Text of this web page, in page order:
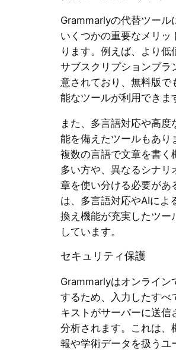
Grammarlyの代替ツール
いくつかの重要なメリッ
ります。例えば、より低
サブスクリプションプラ
意されており、無料版で
能なツールが利用できま
また、多言語対応や高度
能を備えたツールもあり
複数の言語で文章を書く
多い方や、異なるシナリ
章を使い分ける必要があ
は、多言語対応やAIによ
換え機能が充実したツー
しています。
セキュリティ保護
Grammarlyはオンライン
するため、入力したすべ
キストがサーバーに送信
分析されます。これは、
報や学術データを扱うユ